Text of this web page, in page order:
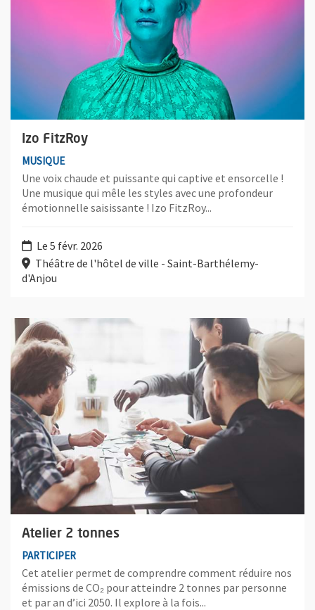
Izo FitzRoy
MUSIQUE
Une voix chaude et puissante qui captive et ensorcelle !
Une musique qui mêle les styles avec une profondeur
émotionnelle saisissante ! Izo FitzRoy...
Le 5 févr. 2026
Théâtre de l'hôtel de ville - Saint-Barthélemy-
d'Anjou
Atelier 2 tonnes
PARTICIPER
Cet atelier permet de comprendre comment réduire nos
émissions de CO₂ pour atteindre 2 tonnes par personne
et par an d’ici 2050. Il explore à la fois...
Plus d'information sur l'évènement : Atelier 2 tonnes